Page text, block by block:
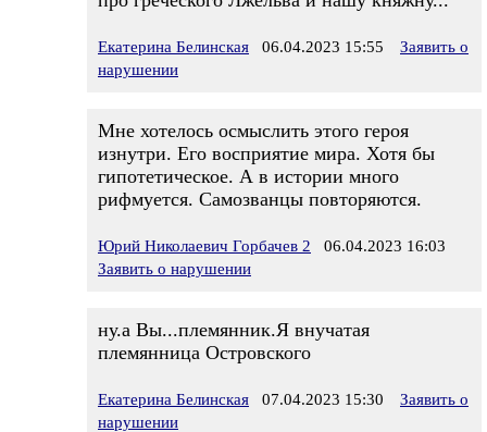
Екатерина Белинская 06.04.2023 15:55
Заявить о
нарушении
Мне хотелось осмыслить этого героя
изнутри. Его восприятие мира. Хотя бы
гипотетическое. А в истории много
рифмуется. Самозванцы повторяются.
Юрий Николаевич Горбачев 2 06.04.2023 16:03
Заявить о нарушении
ну.а Вы...племянник.Я внучатая
племянница Островского
Екатерина Белинская 07.04.2023 15:30
Заявить о
нарушении